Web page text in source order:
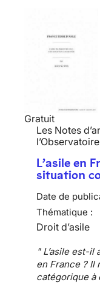
Gratuit
Les Notes
l’Observatoire
L’asile en
situation
Date de
Thématique :
Droit d’asile
" L’asile est-il
en France ? Il
catégorique à